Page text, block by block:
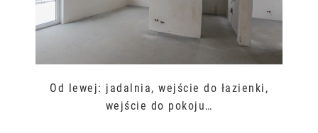
Od lewej: jadalnia, wejście do łazienki,
wejście do pokoju…